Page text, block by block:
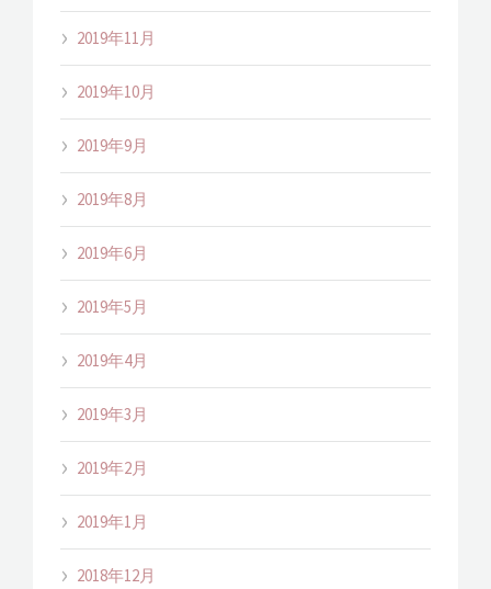
2019年11月
2019年10月
2019年9月
2019年8月
2019年6月
2019年5月
2019年4月
2019年3月
2019年2月
2019年1月
2018年12月